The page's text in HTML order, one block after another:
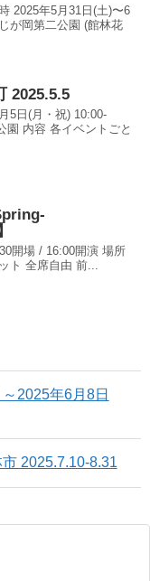
2025年5月31日(土)〜6
が岡第二公園 (館林花
2025.5.5
5日(月・祝) 10:00-
園 内容 各イベントごと
開場 / 16:00開演 場所
ト 全席自由 前...
2025年6月8日
2025.7.10-8.31